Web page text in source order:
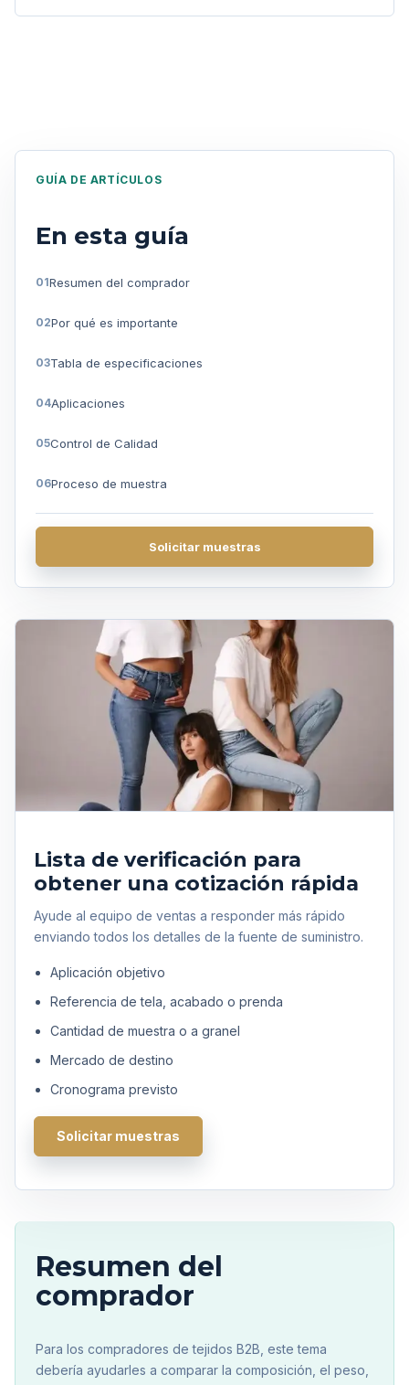
GUÍA DE ARTÍCULOS
En esta guía
Resumen del comprador
Por qué es importante
Tabla de especificaciones
Aplicaciones
Control de Calidad
Proceso de muestra
Preguntas frecuentes
Obtenga una cotización
Solicitar muestras
Resumen del
comprador
Para los compradores de tejidos B2B, este tema
debería ayudarles a comparar la composición, el peso,
Lista de verificación para
obtener una cotización rápida
Ayude al equipo de ventas a responder más rápido
enviando todos los detalles de la fuente de suministro.
Aplicación objetivo
Referencia de tela, acabado o prenda
Cantidad de muestra o a granel
Mercado de destino
Cronograma previsto
Solicitar muestras